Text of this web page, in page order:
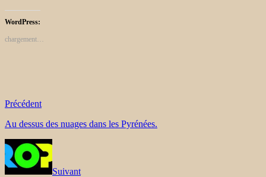
WordPress:
chargement…
Précédent
Au dessus des nuages dans les Pyrénées.
Suivant